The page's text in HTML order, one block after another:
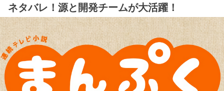
ネタバレ！源と開発チームが大活躍！